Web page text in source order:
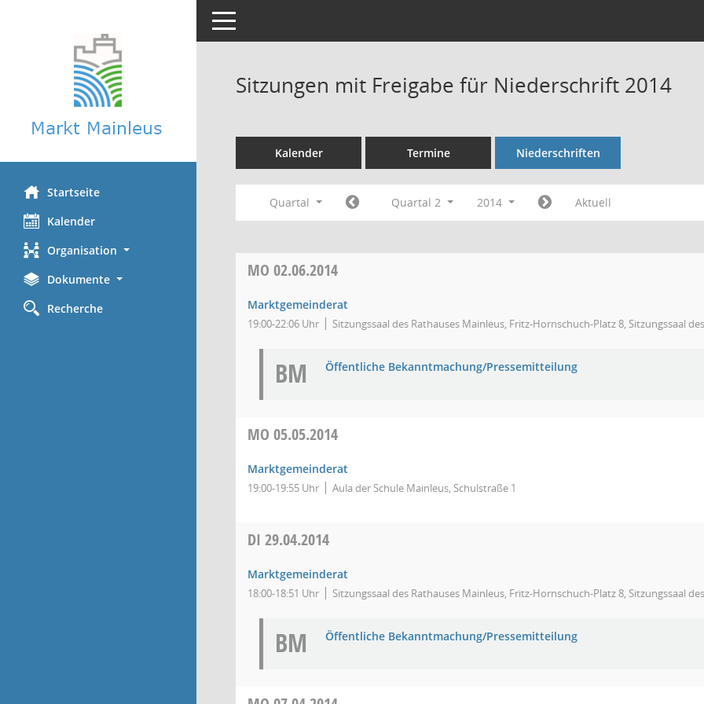
Startseite
Kalender
Organisation
Dokumente
Recherche
Toggle navigation
Sitzungen mit Freigabe für Niederschrift 2014
Kalender Termine Niederschriften
Quartal Quartal 2 2014 Aktuell
MO 02.06.2014
Marktgemeinderat
19:00-22:06 Uhr Sitzungssaal des Rathauses Mainleus, Fritz-Hornschuch-Platz 8, Sitzungssaal
BM Öffentliche Bekanntmachung/Pressemitteilung
MO 05.05.2014
Marktgemeinderat
19:00-19:55 Uhr Aula der Schule Mainleus, Schulstraße 1
DI 29.04.2014
Marktgemeinderat
18:00-18:51 Uhr Sitzungssaal des Rathauses Mainleus, Fritz-Hornschuch-Platz 8, Sitzungssaal
BM Öffentliche Bekanntmachung/Pressemitteilung